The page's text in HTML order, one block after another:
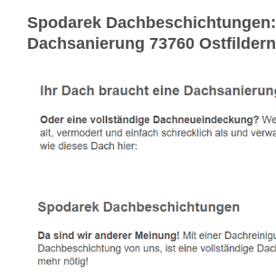
Spodarek Dachbeschichtungen:
Dachsanierung 73760 Ostfildern